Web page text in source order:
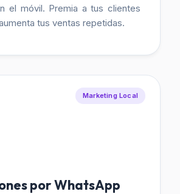
el móvil. Premia a tus clientes
tus ventas repetidas.
Marketing Local
por WhatsApp